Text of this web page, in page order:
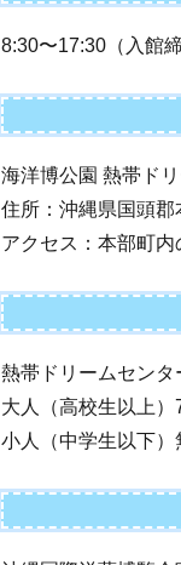
8:30〜17:30（入館
海洋博公園 熱帯ド
住所：沖縄県国頭
アクセス：本部町内
熱帯ドリームセンタ
大人（高校生以上）
小人（中学生以下）